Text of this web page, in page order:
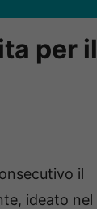
per il
il
ideato nel